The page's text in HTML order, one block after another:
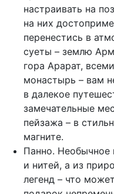
настраивать на
на них
перенестись в
суеты – землю
гора Арарат,
монастырь – вам
в далекое
замечательные
пейзажа – в
магните.
Панно. Необычное
и нитей, а из
легенд – что